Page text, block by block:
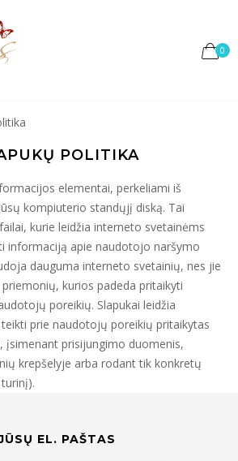
0
POLITIKA
elementai, perkeliami iš
kompiuterio standųjį diską. Tai
kurie leidžia interneto svetainėms
informaciją apie naudotojo naršymo
dauguma interneto svetainių, nes jie
kurios padeda pritaikyti
poreikių. Slapukai leidžia
prie naudotojų poreikių pritaikytas
įsimenant prisijungimo duomenis,
krepšelyje arba rodant tik konkretų
EL. PAŠTAS